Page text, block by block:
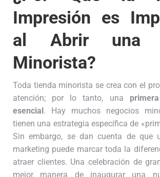
Impresión es
al Abrir una
Minorista?
Toda tienda minorista se crea con el
atención; por lo tanto, una
esencial . Hay muchos negocios
tienen una estrategia específica de
Sin embargo, se dan cuenta de que
marketing puede marcar toda la
atraer clientes. Una celebración de
mejor manera de inaugurar una